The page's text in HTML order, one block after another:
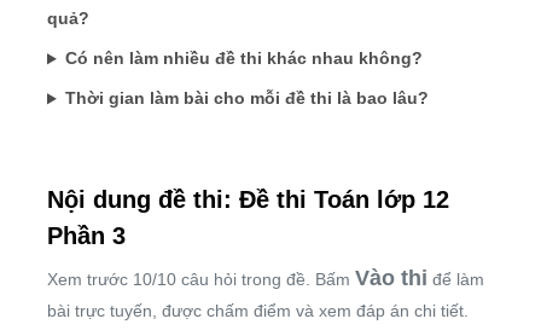
quả?
Có nên làm nhiều đề thi khác nhau không?
Thời gian làm bài cho mỗi đề thi là bao lâu?
Nội dung đề thi: Đề thi Toán lớp 12
Phần 3
Xem trước 10/10 câu hỏi trong đề. Bấm Vào thi để làm
bài trực tuyến, được chấm điểm và xem đáp án chi tiết.